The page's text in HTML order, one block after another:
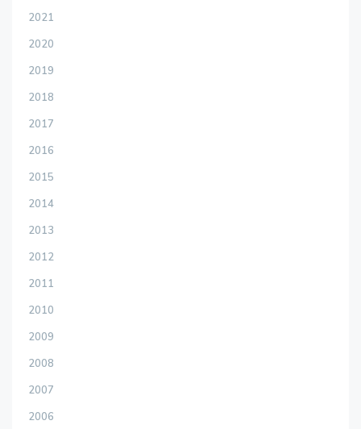
2021
2020
2019
2018
2017
2016
2015
2014
2013
2012
2011
2010
2009
2008
2007
2006